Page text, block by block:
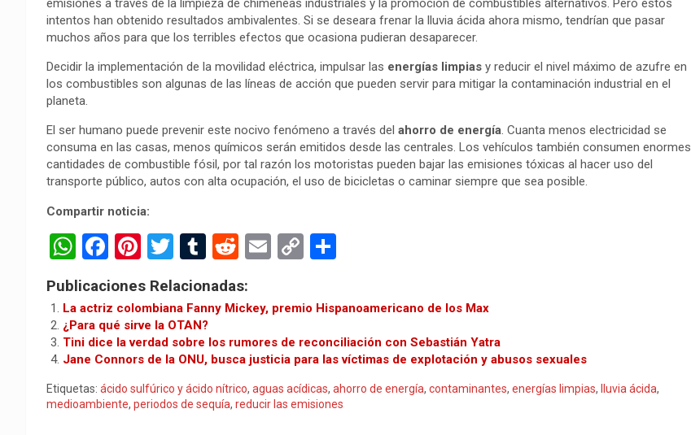
emisiones a través de la limpieza de chimeneas industriales y la promoción de combustibles alternativos. Pero estos
intentos han obtenido resultados ambivalentes. Si se deseara frenar la lluvia ácida ahora mismo, tendrían que pasar
muchos años para que los terribles efectos que ocasiona pudieran desaparecer.
Decidir la implementación de la movilidad eléctrica, impulsar las energías limpias y reducir el nivel máximo de azufre en
los combustibles son algunas de las líneas de acción que pueden servir para mitigar la contaminación industrial en el
planeta.
El ser humano puede prevenir este nocivo fenómeno a través del ahorro de energía. Cuanta menos electricidad se
consuma en las casas, menos químicos serán emitidos desde las centrales. Los vehículos también consumen enormes
cantidades de combustible fósil, por tal razón los motoristas pueden bajar las emisiones tóxicas al hacer uso del
transporte público, autos con alta ocupación, el uso de bicicletas o caminar siempre que sea posible.
Compartir noticia:
W
h
at
s
A
p
p
F
a
ce
b
o
o
k
Pi
nt
er
es
t
T
wi
tt
er
T
m
bl
r
R
d
t
E
ail
C
py
n
k
m
p
ar
tir
Publicaciones Relacionadas:
La actriz colombiana Fanny Mickey, premio Hispanoamericano de los Max
¿Para qué sirve la OTAN?
Tini dice la verdad sobre los rumores de reconciliación con Sebastián Yatra
Jane Connors de la ONU, busca justicia para las víctimas de explotación y abusos sexuales
Etiquetas: ácido sulfúrico y ácido nítrico, aguas acídicas, ahorro de energía, contaminantes, energías limpias, lluvia ácida,
medioambiente, periodos de sequía, reducir las emisiones